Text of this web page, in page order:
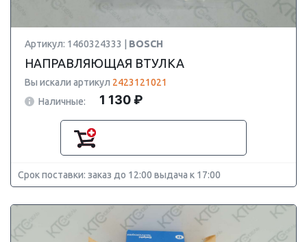
Артикул: 1460324333 | BOSCH
НАПРАВЛЯЮЩАЯ ВТУЛКА
Вы искали артикул 2423121021
Наличные:
1 130 ₽
Срок поставки: заказ до 12:00 выдача к 17:00